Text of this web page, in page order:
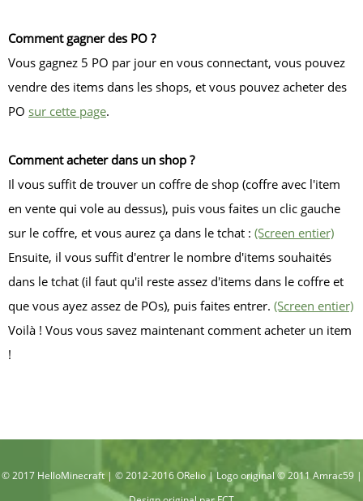
Comment gagner des PO ?
Vous gagnez 5 PO par jour en vous connectant, vous pouvez
vendre des items dans les shops, et vous pouvez acheter des
PO sur cette page.
Comment acheter dans un shop ?
Il vous suffit de trouver un coffre de shop (coffre avec l'item
en vente qui vole au dessus), puis vous faites un clic gauche
sur le coffre, et vous aurez ça dans le tchat : (Screen entier)
Ensuite, il vous suffit d'entrer le nombre d'items souhaités
dans le tchat (il faut qu'il reste assez d'items dans le coffre et
que vous ayez assez de POs), puis faites entrer. (Screen entier)
Voilà ! Vous vous savez maintenant comment acheter un item
!
© 2017 HelloMinecraft | © 2012-2016 ORelio | Logo original © 2011 Amrac59 |